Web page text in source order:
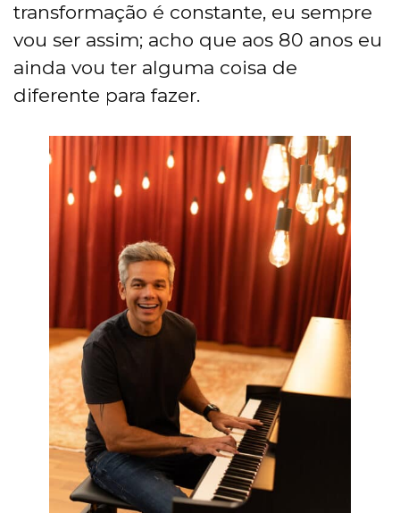
transformação é constante, eu sempre
vou ser assim; acho que aos 80 anos eu
ainda vou ter alguma coisa de
diferente para fazer.